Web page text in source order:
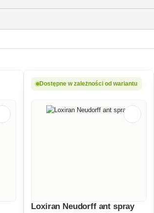
Dostępne w zależności od wariantu
Loxiran Neudorff ant spray